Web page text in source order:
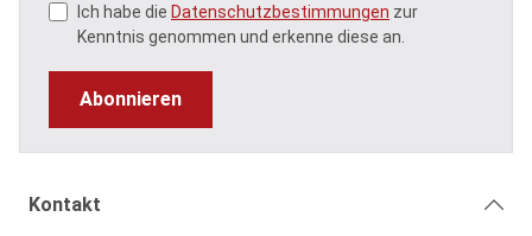
Ich habe die Datenschutzbestimmungen zur
Kenntnis genommen und erkenne diese an.
Abonnieren
Kontakt